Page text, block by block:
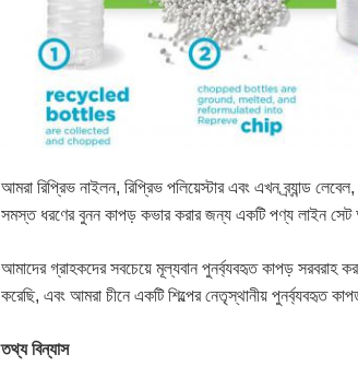
আমরা রিপ্রিভ নাইলন, রিপ্রিভ পলিয়েস্টার এবং এখন ব্র্যান্ড
সমস্ত ধরণের বুনন কাপড় কভার করার জন্য একটি পণ্য লাইন
আমাদের গ্রাহকদের সবচেয়ে মূল্যবান পুনর্ব্যবহৃত কাপড় সরবরাহ
করেছি, এবং আমরা চীনে একটি শিল্পের নেতৃস্থানীয় পুনর্ব্যবহৃত
তথ্য বিন্যাস